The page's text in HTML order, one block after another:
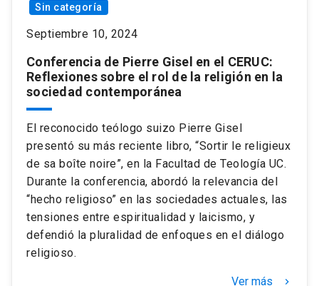
Sin categoría
Septiembre 10, 2024
Conferencia de Pierre Gisel en el CERUC:
Reflexiones sobre el rol de la religión en la
sociedad contemporánea
El reconocido teólogo suizo Pierre Gisel
presentó su más reciente libro, “Sortir le religieux
de sa boîte noire”, en la Facultad de Teología UC.
Durante la conferencia, abordó la relevancia del
“hecho religioso” en las sociedades actuales, las
tensiones entre espiritualidad y laicismo, y
defendió la pluralidad de enfoques en el diálogo
religioso.
Ver más keyboard_arrow_right